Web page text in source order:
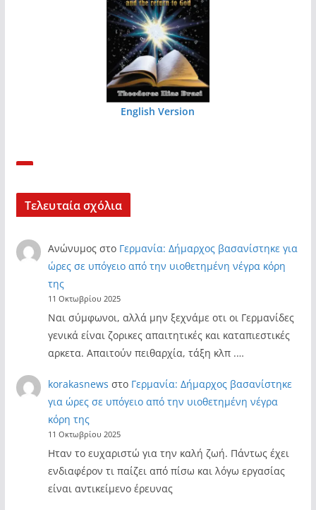
English Version
Τελευταία σχόλια
Ανώνυμος στο Γερμανία: Δήμαρχος βασανίστηκε για
ώρες σε υπόγειο από την υιοθετημένη νέγρα κόρη
της
11 Οκτωβρίου 2025
Ναι σύμφωνοι, αλλά μην ξεχνάμε οτι οι Γερμανίδες
γενικά είναι ζορικες απαιτητικές και καταπιεστικές
αρκετα. Απαιτούν πειθαρχία, τάξη κλπ .…
korakasnews στο Γερμανία: Δήμαρχος βασανίστηκε
για ώρες σε υπόγειο από την υιοθετημένη νέγρα
κόρη της
11 Οκτωβρίου 2025
Ηταν το ευχαριστώ για την καλή ζωή. Πάντως έχει
ενδιαφέρον τι παίζει από πίσω και λόγω εργασίας
είναι αντικείμενο έρευνας